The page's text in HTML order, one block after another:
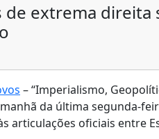
de extrema direita
– “Imperialismo,
da última segunda-
articulações oficiais entre